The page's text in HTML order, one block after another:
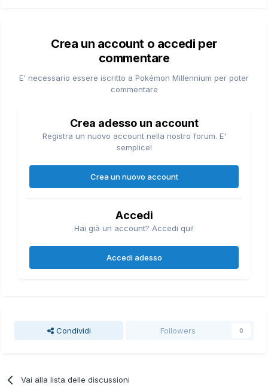
Crea un account o accedi per
commentare
E' necessario essere iscritto a Pokémon Millennium per poter
commentare
Crea adesso un account
Registra un nuovo account nella nostro forum. E'
semplice!
Crea un nuovo account
Accedi
Hai già un account? Accedi qui!
Accedi adesso
Condividi Followers 0
Vai alla lista delle discussioni